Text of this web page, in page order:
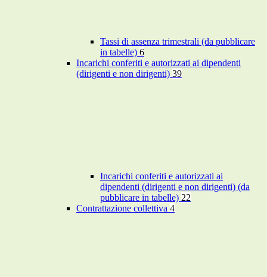
Tassi di assenza trimestrali (da pubblicare
in tabelle) 6
Incarichi conferiti e autorizzati ai dipendenti
(dirigenti e non dirigenti) 39
Incarichi conferiti e autorizzati ai
dipendenti (dirigenti e non dirigenti) (da
pubblicare in tabelle) 22
Contrattazione collettiva 4